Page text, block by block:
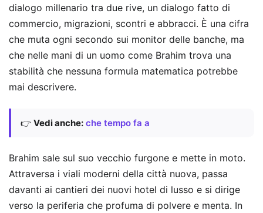
dialogo millenario tra due rive, un dialogo fatto di
commercio, migrazioni, scontri e abbracci. È una cifra
che muta ogni secondo sui monitor delle banche, ma
che nelle mani di un uomo come Brahim trova una
stabilità che nessuna formula matematica potrebbe
mai descrivere.
👉 Vedi anche: che tempo fa a
Brahim sale sul suo vecchio furgone e mette in moto.
Attraversa i viali moderni della città nuova, passa
davanti ai cantieri dei nuovi hotel di lusso e si dirige
verso la periferia che profuma di polvere e menta. In